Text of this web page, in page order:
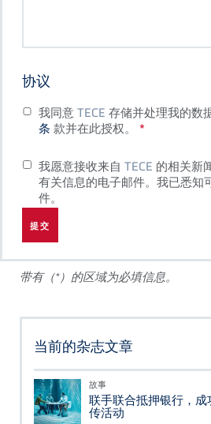
协议
我同意 TECE 存储并处理我的数
条 款并在此授权。
我愿意接收来自 TECE 的相关新
有关信息的电子邮件。我已悉知
件。
带有（*）的区域为必填信息。
当前的杂志文章
故事
联手联合抵押银行，
传活动